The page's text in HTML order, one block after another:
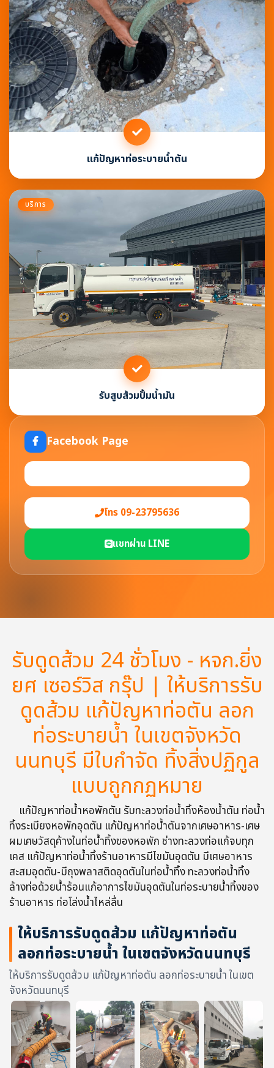
แก้ปัญหาท่อระบายน้ำตัน
บริการ
รับสูบส้วมปั้มน้ำมัน
Facebook Page
โทร 09-23795636
แชทผ่าน LINE
รับดูดส้วม 24 ชั่วโมง - หจก.ยิ่ง
ยศ เซอร์วิส กรุ๊ป | ให้บริการรับ
ดูดส้วม แก้ปัญหาท่อตัน ลอก
ท่อระบายน้ำ ในเขตจังหวัด
นนทบุรี มีใบกำจัด ทิ้งสิ่งปฏิกูล
แบบถูกกฏหมาย
แก้ปัญหาท่อน้ำหอพักตัน รับทะลวงท่อน้ำทิ้งห้องน้ำตัน ท่อน้ำ
ทิ้งระเบียงหอพักอุดตัน แก้ปัญหาท่อน้ำตันจากเศษอาหาร-เศษ
ผมเศษวัสดุค้างในท่อน้ำทิ้งของหอพัก ช่างทะลวงท่อแก้จบทุก
เคส แก้ปัญหาท่อน้ำทิ้งร้านอาหารมีไขมันอุดตัน มีเศษอาหาร
สะสมอุดตัน-มีถุงพลาสติดอุดตันในท่อน้ำทิ้ง ทะลวงท่อน้ำทิ้ง
ล้างท่อด้วยน้ำร้อนแก้อาการไขมันอุดตันในท่อระบายน้ำทิ้งของ
ร้านอาหาร ท่อโล่งน้ำไหล่ลื่น
ให้บริการรับดูดส้วม แก้ปัญหาท่อตัน
ลอกท่อระบายน้ำ ในเขตจังหวัดนนทบุรี
ให้บริการรับดูดส้วม แก้ปัญหาท่อตัน ลอกท่อระบายน้ำ ในเขต
จังหวัดนนทบุรี